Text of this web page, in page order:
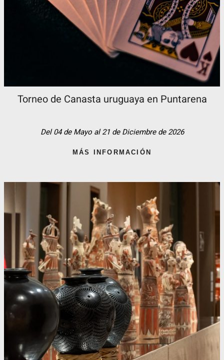
Torneo de Canasta uruguaya en Puntarena
Del 04 de Mayo al 21 de Diciembre de 2026
MÁS INFORMACIÓN